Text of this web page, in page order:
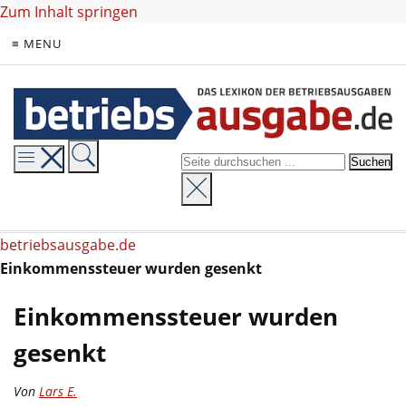
Zum Inhalt springen
≡ MENU
betriebsausgabe.de
Einkommenssteuer wurden gesenkt
Einkommenssteuer wurden
gesenkt
Von Lars E.